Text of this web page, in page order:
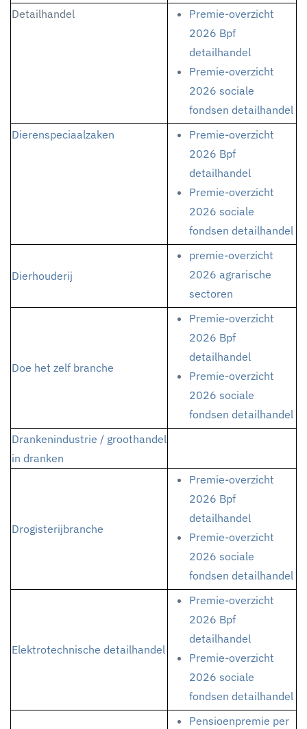
Detailhandel
Premie-overzicht
2026 Bpf
detailhandel
Premie-overzicht
2026 sociale
fondsen detailhandel
Dierenspeciaalzaken
Premie-overzicht
2026 Bpf
detailhandel
Premie-overzicht
2026 sociale
fondsen detailhandel
Dierhouderij
premie-overzicht
2026 agrarische
sectoren
Doe het zelf branche
Premie-overzicht
2026 Bpf
detailhandel
Premie-overzicht
2026 sociale
fondsen detailhandel
Drankenindustrie / groothandel
in dranken
Drogisterijbranche
Premie-overzicht
2026 Bpf
detailhandel
Premie-overzicht
2026 sociale
fondsen detailhandel
Elektrotechnische detailhandel
Premie-overzicht
2026 Bpf
detailhandel
Premie-overzicht
2026 sociale
fondsen detailhandel
Pensioenpremie per